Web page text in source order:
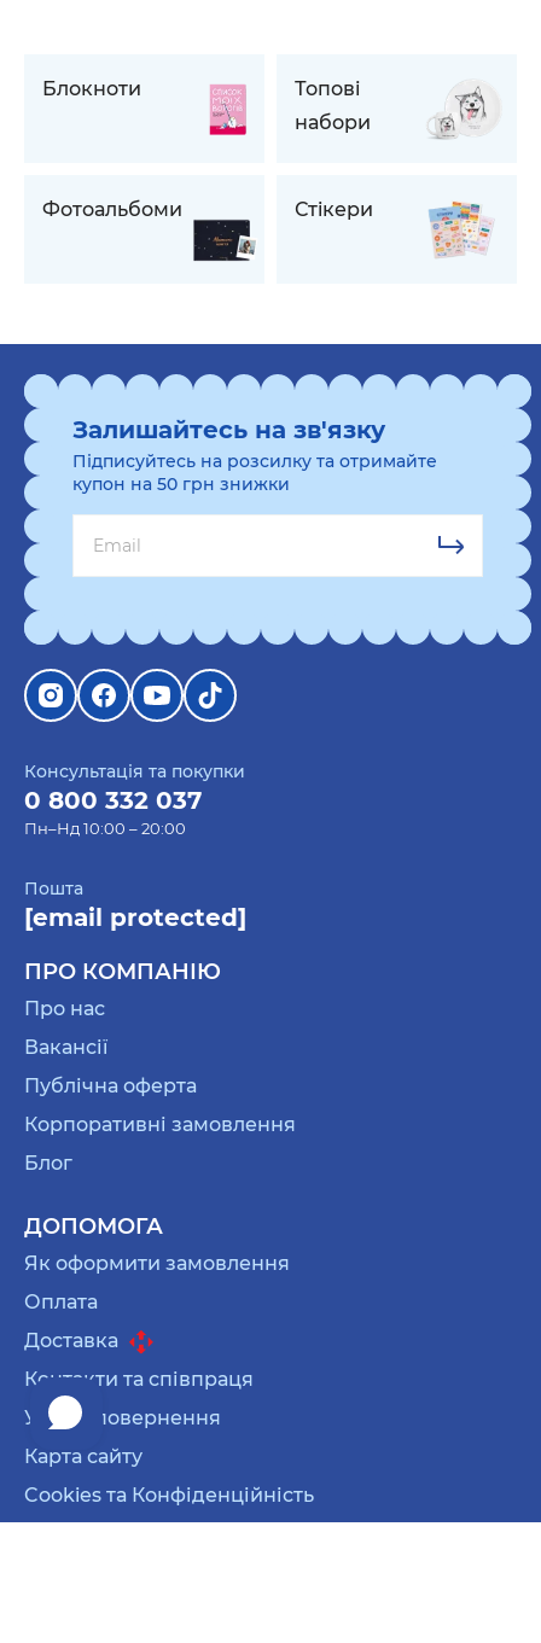
Блокноти
Топові
набори
Фотоальбоми Стiкери
Консультація та покупки
0 800 332 037
Пн–Нд 10:00 – 20:00
Пошта
[email protected]
ПРО КОМПАНІЮ
Про нас
Вакансії
Публічна оферта
Корпоративні замовлення
Блог
ДОПОМОГА
Як оформити замовлення
Оплата
Доставка
Контакти та співпраця
Умови повернення
Карта сайту
Cookies та Конфіденційність
Залишайтесь на зв'язку
Підписуйтесь на розсилку та отримайте
купон на 50 грн знижки